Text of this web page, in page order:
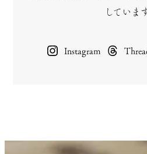
しています
Instagram